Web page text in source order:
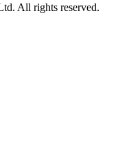
All rights reserved.